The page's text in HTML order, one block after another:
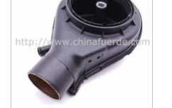
454545 02 14